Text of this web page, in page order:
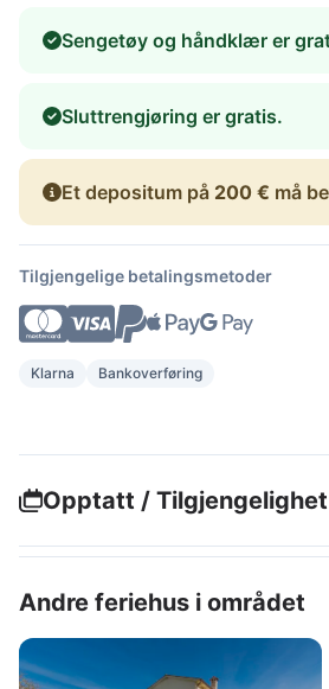
Sengetøy og håndklær er
Sluttrengjøring er gratis.
Et depositum på 200 € må
Tilgjengelige betalingsmetoder
Klarna Bankoverføring
Opptatt / Tilgjengelighet
Andre feriehus i området